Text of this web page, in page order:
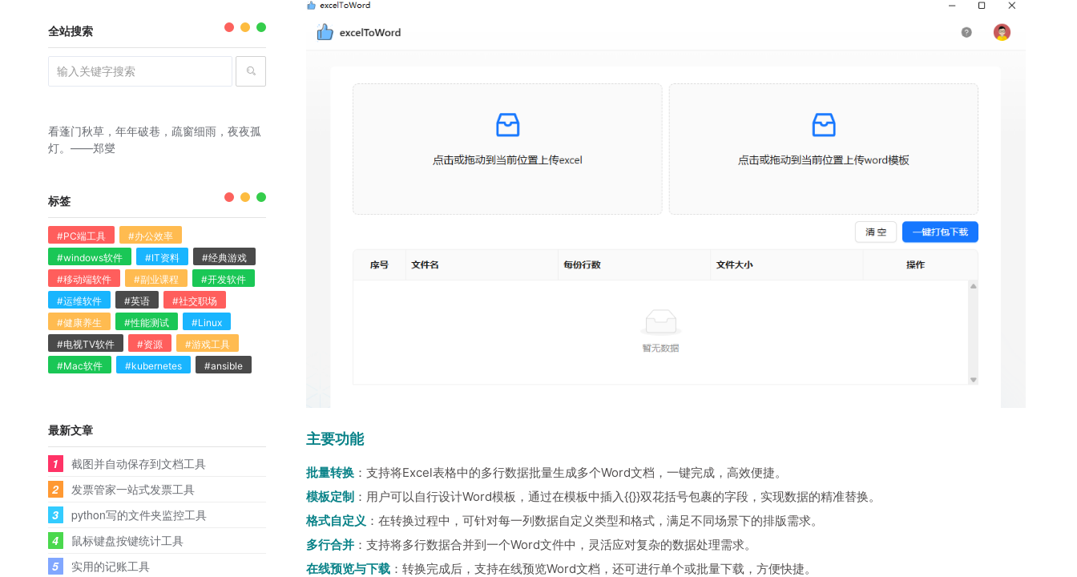
主要功能
批量转换 ：支持将Excel表格中的多行数据批量生成多个Word文档，一键完成，高效便捷。
模板定制 ：用户可以自行设计Word模板，通过在模板中插入{{}}双花括号包裹的字段，实现数据的精准替换。
格式自定义 ：在转换过程中，可针对每一列数据自定义类型和格式，满足不同场景下的排版需求。
多行合并 ：支持将多行数据合并到一个Word文件中，灵活应对复杂的数据处理需求。
在线预览与下载 ：转换完成后，支持在线预览Word文档，还可进行单个或批量下载，方便快捷。
全站搜索
看蓬门秋草，年年破巷，疏窗细雨，夜夜孤
灯。——郑燮
标签
#PC端工具
#办公效率
#windows软件
#IT资料
#经典游戏
#移动端软件
#副业课程
#开发软件
#运维软件
#英语
#社交职场
#健康养生
#性能测试
#Linux
#电视TV软件
#资源
#游戏工具
#Mac软件
#kubernetes #ansible
最新文章
1
截图并自动保存到文档工具
2
发票管家一站式发票工具
3
python写的文件夹监控工具
4
鼠标键盘按键统计工具
5
实用的记账工具